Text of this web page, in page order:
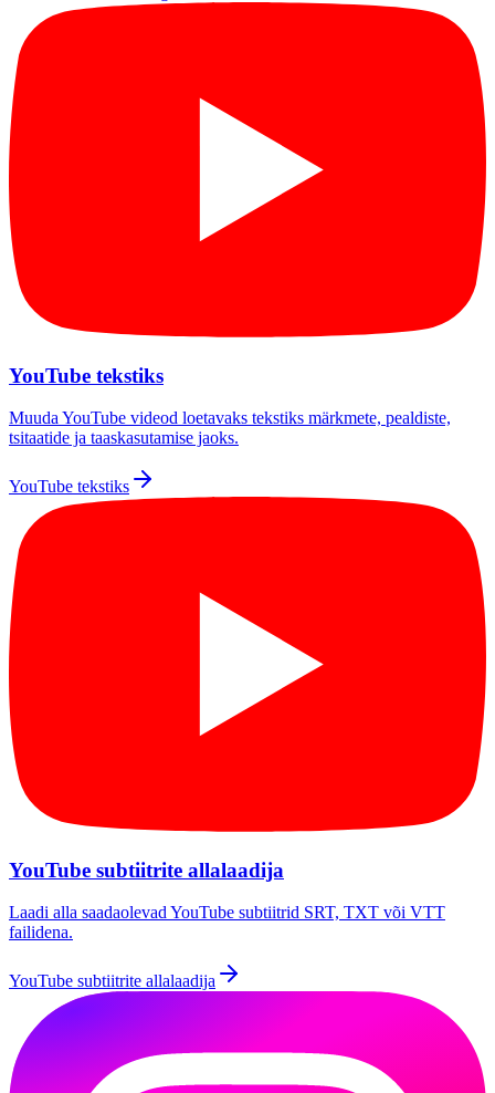
YouTube tekstiks
Muuda YouTube videod loetavaks tekstiks märkmete, pealdiste,
tsitaatide ja taaskasutamise jaoks.
YouTube tekstiks
YouTube subtiitrite allalaadija
Laadi alla saadaolevad YouTube subtiitrid SRT, TXT või VTT
failidena.
YouTube subtiitrite allalaadija